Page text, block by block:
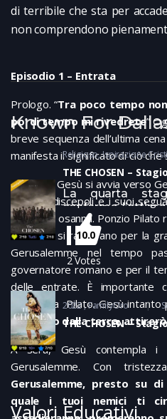
di terribile che sta per
non comprendono
Episodio 1 – Entrata
Prologo. “Tra poco tempo
po’ di tempo mi rivedrete”
breve sequenza dell’ultima
manifesta il significato di ciò
Episodio. Gesù si avvia verso
dai suoi discepoli e i suoi
popolo lo osanna. Ponzio Pilato
Entrambi si rallegrano per la
Gerusalemme nel tempo
governatore romano e per il
delle entrate. È importante
sottolinea Pilato. Gesù intanto
innalzato dalla terra,
A sera, Gesù contempla i
Gerusalemme. Con
Gerusalemme, presto su
quale i tuoi nemici ti
Known For
Religioso Ispirazione
THE CHOSEN –
La quarta
conferma
lo sviluppo
agli aspetti più
appThe chosen
10.0
2Votes
2022 FamilyOro
THE CHOSEN –
Valori Educativi